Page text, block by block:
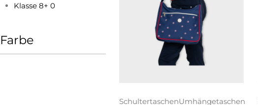
Klasse 8+ 0
Farbe
SchultertaschenUmhängetaschen